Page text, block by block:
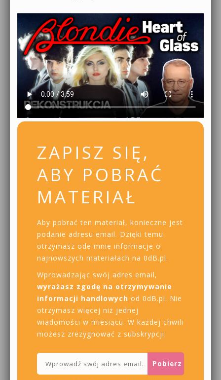
ZAPISZ SIĘ,
ABY POBRAĆ
MATERIAŁ
Aby pobrać ten materiał, konieczne jest
podanie adresu email. Dzięki temu
otrzymasz ode mnie informacje o
najnowszych materiałach na 0dB.pl.
Wprowadzając swój adres email,
wyrażasz zgodę na otrzymywanie
informacji handlowych od 0dB.pl. Nie
otrzymasz więcej niż jednej
wiadomości w miesiącu. W każdej chwili
możesz zrezygnować z subskrypcji.